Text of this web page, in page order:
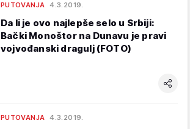
PUTOVANJA 4.3.2019.
Da li je ovo najlepše selo u Srbiji:
Bački Monoštor na Dunavu je pravi
vojvođanski dragulj (FOTO)
PUTOVANJA 4.3.2019.